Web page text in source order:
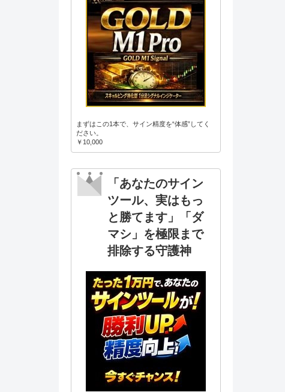
まずはこの1本で、サイン精度を“体感”してく
ださい。
￥10,000
「あなたのサイン
ツール、実はもっ
と勝てます」「ダ
マシ」を極限まで
排除する守護神